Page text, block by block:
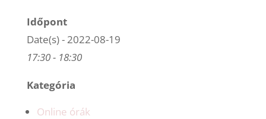
Időpont
Date(s) - 2022-08-19
17:30 - 18:30
Kategória
Online órák